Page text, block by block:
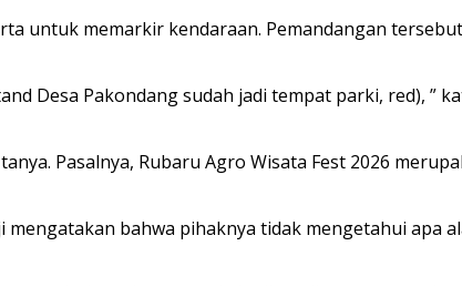
untuk memarkir kendaraan. Pemandangan
Desa Pakondang sudah jadi tempat parki, red), ”
Pasalnya, Rubaru Agro Wisata Fest 2026
mengatakan bahwa pihaknya tidak mengetahui